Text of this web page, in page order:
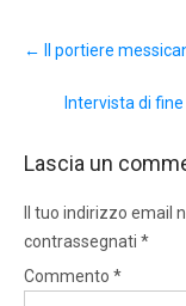
navigation
← Il portiere
Intervista di
Lascia un
Il tuo indirizzo email
contrassegnati *
Commento *